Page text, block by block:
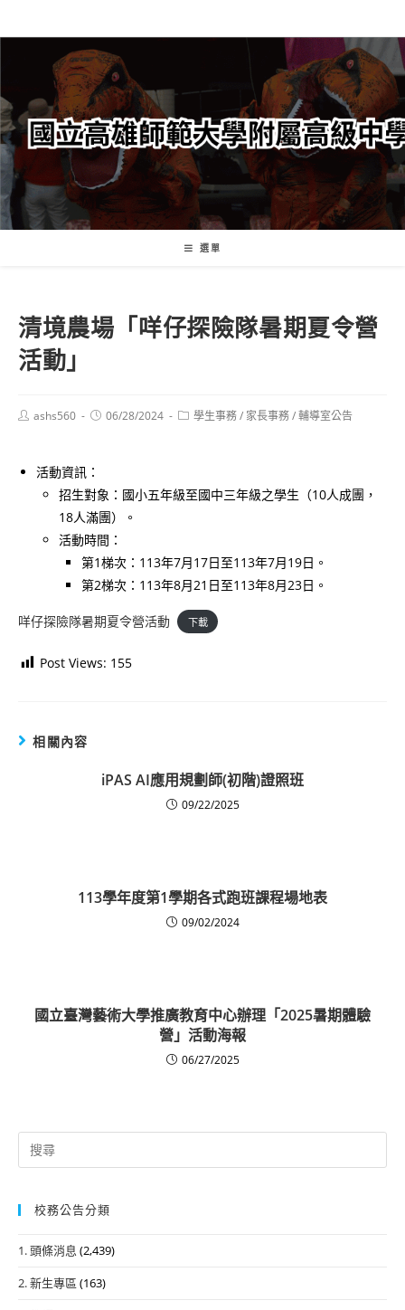
轉
要
內
容
選單
清境農場「咩仔探險隊暑期夏令營
活動」
Postashs560
Post06/28/2024
Post學生事務/ 家長事務/輔導室公告
活動資訊：
招生對象：國小五年級至國中三年級之學生（10人成團，
18人滿團）。
活動時間：
第1梯次：113年7月17日至113年7月19日。
第2梯次：113年8月21日至113年8月23日。
咩仔探險隊暑期夏令營活動 下載
Post Views: 155
相關內容
iPAS AI應用規劃師(初階)證照班
09/22/2025
113學年度第1學期各式跑班課程場地表
09/02/2024
國立臺灣藝術大學推廣教育中心辦理「2025暑期體驗
營」活動海報
06/27/2025
Search
for:
校務公告分類
1. 頭條消息 (2,439)
2. 新生專區 (163)